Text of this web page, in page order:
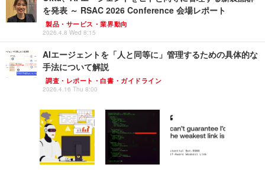
を発表 ～ RSAC 2026 Conference 会場レポート
製品・サービス・業界動向
2026.4.8 Wed 8:15
AIエージェントを「人と同等に」管理するための具体的な
手法について解説
調査・レポート・白書・ガイドライン
2026.4.16 Thu 8:00